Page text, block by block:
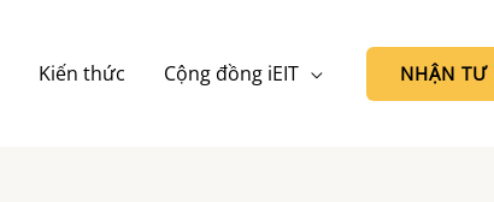
Kiến thức Cộng đồng iEIT NHẬN TƯ